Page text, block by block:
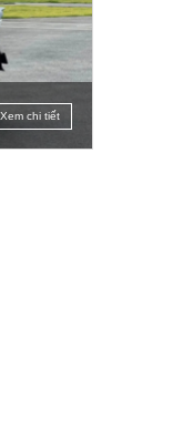
Xem chi tiết